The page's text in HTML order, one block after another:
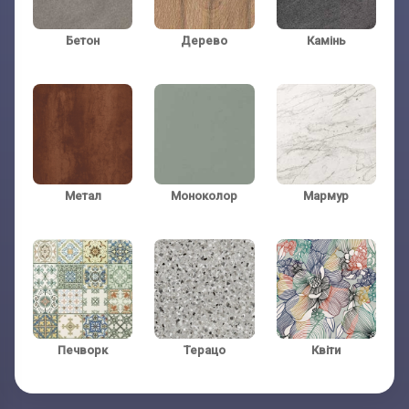
Телефон: (обов'язково)
Телефон: (обов'язково)
Бетон Дерево Камінь
Метал Моноколор Мармур
Печворк Терацо Квіти